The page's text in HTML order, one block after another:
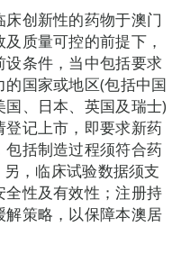
创新性的药物于澳门
质量可控的前提下，
条件，当中包括要求
国家或地区(包括中国
、日本、英国及瑞士)
记上市，即要求新药
括制造过程须符合药
，临床试验数据须支
性及有效性；注册持
策略，以保障本澳居